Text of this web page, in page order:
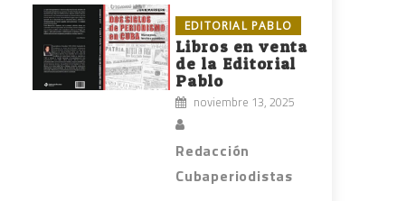
EDITORIAL PABLO
Libros en venta
de la Editorial
Pablo
noviembre 13, 2025
Redacción
Cubaperiodistas